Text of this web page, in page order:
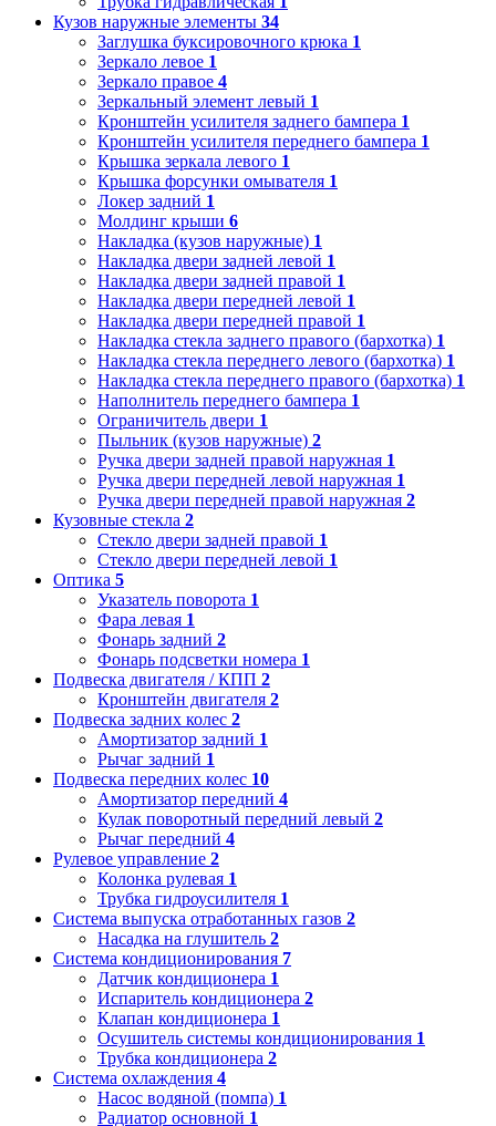
Кузов наружные элементы 34
Заглушка буксировочного крюка 1
Зеркало левое 1
Зеркало правое 4
Зеркальный элемент левый 1
Кронштейн усилителя заднего бампера 1
Кронштейн усилителя переднего бампера 1
Крышка зеркала левого 1
Крышка форсунки омывателя 1
Локер задний 1
Молдинг крыши 6
Накладка (кузов наружные) 1
Накладка двери задней левой 1
Накладка двери задней правой 1
Накладка двери передней левой 1
Накладка двери передней правой 1
Накладка стекла заднего правого (бархотка) 1
Накладка стекла переднего левого (бархотка) 1
Накладка стекла переднего правого (бархотка) 1
Наполнитель переднего бампера 1
Ограничитель двери 1
Пыльник (кузов наружные) 2
Ручка двери задней правой наружная 1
Ручка двери передней левой наружная 1
Ручка двери передней правой наружная 2
Кузовные стекла 2
Стекло двери задней правой 1
Стекло двери передней левой 1
Оптика 5
Указатель поворота 1
Фара левая 1
Фонарь задний 2
Фонарь подсветки номера 1
Подвеска двигателя / КПП 2
Кронштейн двигателя 2
Подвеска задних колес 2
Амортизатор задний 1
Рычаг задний 1
Подвеска передних колес 10
Амортизатор передний 4
Кулак поворотный передний левый 2
Рычаг передний 4
Рулевое управление 2
Колонка рулевая 1
Трубка гидроусилителя 1
Система выпуска отработанных газов 2
Насадка на глушитель 2
Система кондиционирования 7
Датчик кондиционера 1
Испаритель кондиционера 2
Клапан кондиционера 1
Осушитель системы кондиционирования 1
Трубка кондиционера 2
Система охлаждения 4
Насос водяной (помпа) 1
Радиатор основной 1